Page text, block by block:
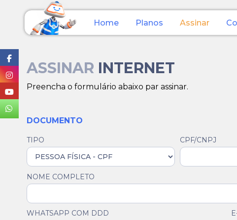
Home Planos Assinar
ASSINAR INTERNET
Preencha o formulário abaixo par assinar.
DOCUMENTO
TIPO CPF/CNPJ
NOME COMPLETO
WHATSAPP COM DDD